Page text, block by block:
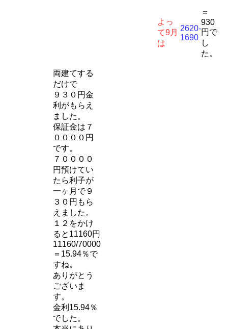
よっ
て9月
は
2620-
1690
＝
930
円で
し
た。
両建てする
だけで
９３０円金
利がもらえ
ました。
保証金は７
００００円
です。
７００００
円預けてい
たら利子が
一ヶ月で９
３０円もら
えました。
１２をかけ
ると11160円
11160/70000
＝15.94％で
すね。
ありがとう
ございま
す。
金利15.94％
でした。